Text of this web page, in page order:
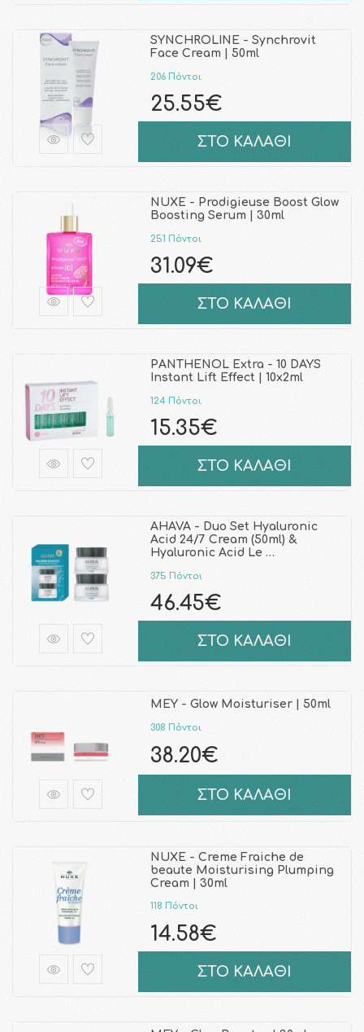
SYNCHROLINE - Synchrovit
Face Cream | 50ml
206 Πόντοι
25.55€
ΣΤΟ ΚΑΛΑΘΙ
NUXE - Prodigieuse Boost Glow
Boosting Serum | 30ml
251 Πόντοι
31.09€
ΣΤΟ ΚΑΛΑΘΙ
PANTHENOL Extra - 10 DAYS
Instant Lift Effect | 10x2ml
124 Πόντοι
15.35€
ΣΤΟ ΚΑΛΑΘΙ
AHAVA - Duo Set Hyaluronic
Acid 24/7 Cream (50ml) &
Hyaluronic Acid Le …
375 Πόντοι
46.45€
ΣΤΟ ΚΑΛΑΘΙ
MEY - Glow Moisturiser | 50ml
308 Πόντοι
38.20€
ΣΤΟ ΚΑΛΑΘΙ
NUXE - Creme Fraiche de
beaute Moisturising Plumping
Cream | 30ml
118 Πόντοι
14.58€
ΣΤΟ ΚΑΛΑΘΙ